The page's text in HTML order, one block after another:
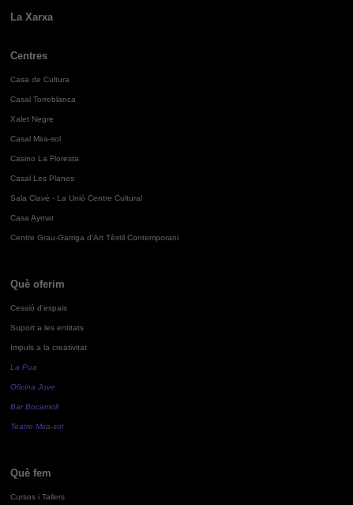
La Xarxa
Centres
Casa de Cultura
Casal Torreblanca
Xalet Negre
Casal Mira-sol
Casino La Floresta
Casal Les Planes
Sala Clavé - La Unió Centre Cultural
Casa Aymat
Centre Grau-Garriga d'Art Tèxtil Contemporani
Què oferim
Cessió d'espais
Suport a les entitats
Impuls a la creativitat
La Pua
Oficina Jove
Bar Bocamoll
Teatre Mira-sol
Què fem
Cursos i Tallers